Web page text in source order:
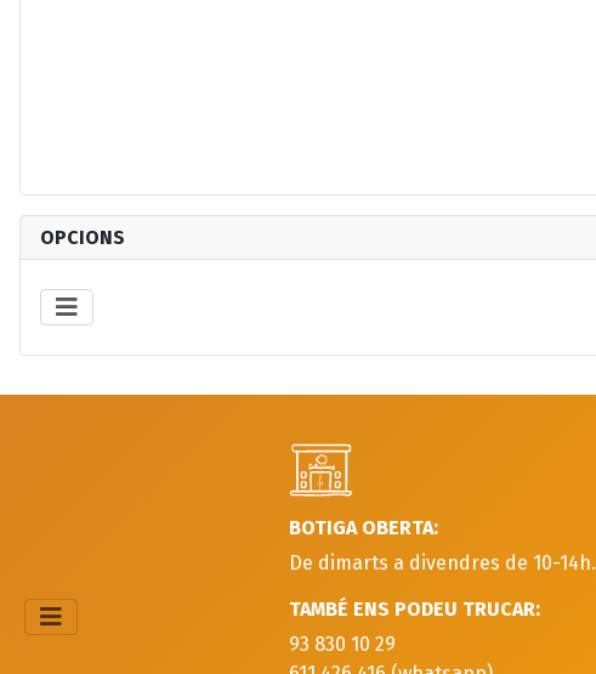
OPCIONS
BOTIGA OBERTA:
De dimarts a divendres de 10-14h.
TAMBÉ ENS PODEU TRUCAR:
93 830 10 29